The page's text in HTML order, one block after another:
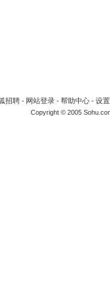
招聘 - 网站登录 - 帮助中心 - 设
Copyright © 2005